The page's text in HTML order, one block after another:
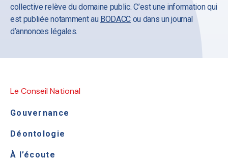
collective relève du domaine public. C’est une information qui
est publiée notamment au BODACC ou dans un journal
d’annonces légales.
Le Conseil National
Gouvernance
Déontologie
À l’écoute